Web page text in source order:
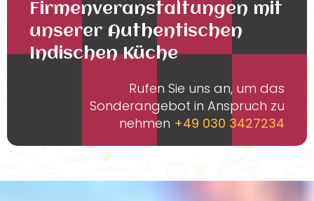
Firmenveranstaltungen mit
unserer Authentischen
Indischen Küche
Rufen Sie uns an, um das
Sonderangebot in Anspruch zu
nehmen +49 030 3427234